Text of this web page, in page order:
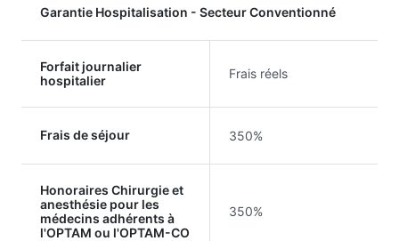
Garantie Hospitalisation - Secteur Conventionné
Forfait journalier
hospitalier
Frais réels
Frais de séjour 350%
Honoraires Chirurgie et
anesthésie pour les
médecins adhérents à
l'OPTAM ou l'OPTAM-CO
350%